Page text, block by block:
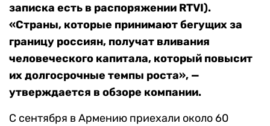
записка есть в распоряжении RTVI).
«Страны, которые принимают бегущих за
границу россиян, получат вливания
человеческого капитала, который повысит
их долгосрочные темпы роста», —
утверждается в обзоре компании.
С сентября в Армению приехали около 60